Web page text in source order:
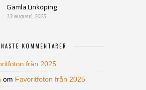
Gamla Linköping
13 augusti, 2025
KOMMENTARER
från 2025
om Favoritfoton från 2025